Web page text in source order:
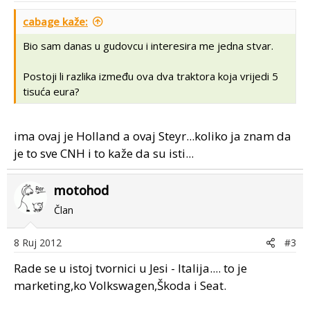
cabage kaže:
Bio sam danas u gudovcu i interesira me jedna stvar.
Postoji li razlika između ova dva traktora koja vrijedi 5
tisuća eura?
ima ovaj je Holland a ovaj Steyr...koliko ja znam da
je to sve CNH i to kaže da su isti...
motohod
Član
8 Ruj 2012 #3
Rade se u istoj tvornici u Jesi - Italija.... to je
marketing,ko Volkswagen,Škoda i Seat.